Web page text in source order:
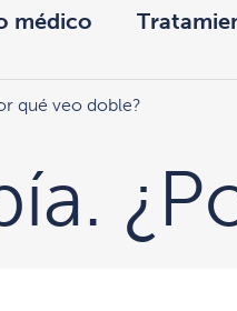
médico
qué veo doble?